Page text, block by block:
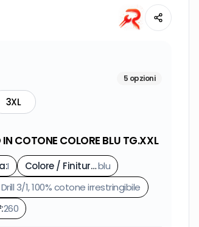
5 opzioni
3XL
COTONE COLORE BLU TG.XXL
:I Colore / Finitura:blu
3/1, 100% cotone irrestringibile
:260